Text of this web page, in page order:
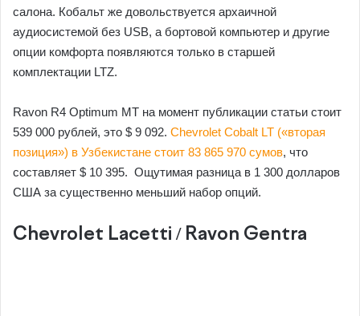
салона. Кобальт же довольствуется архаичной
аудиосистемой без USB, а бортовой компьютер и другие
опции комфорта появляются только в старшей
комплектации LTZ.
Ravon R4 Optimum MT на момент публикации статьи стоит
539 000 рублей, это $ 9 092. Chevrolet Cobalt LT («вторая
позиция») в Узбекистане стоит 83 865 970 сумов, что
составляет $ 10 395. Ощутимая разница в 1 300 долларов
США за существенно меньший набор опций.
Chevrolet Lacetti / Ravon Gentra